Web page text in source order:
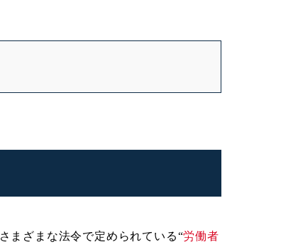
まざまな法令で定められている“労働者